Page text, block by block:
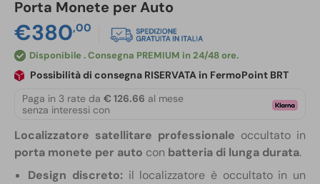
Porta Monete per Auto
€380,00
Disponibile
Possibilità di consegna RISERVATA in FermoPoint BRT
Paga in 3 rate da € 126.66 al mese
senza interessi con
Localizzatore satellitare professionale occultato in
porta monete per auto con batteria di lunga durata.
Design discreto: il localizzatore è occultato in un